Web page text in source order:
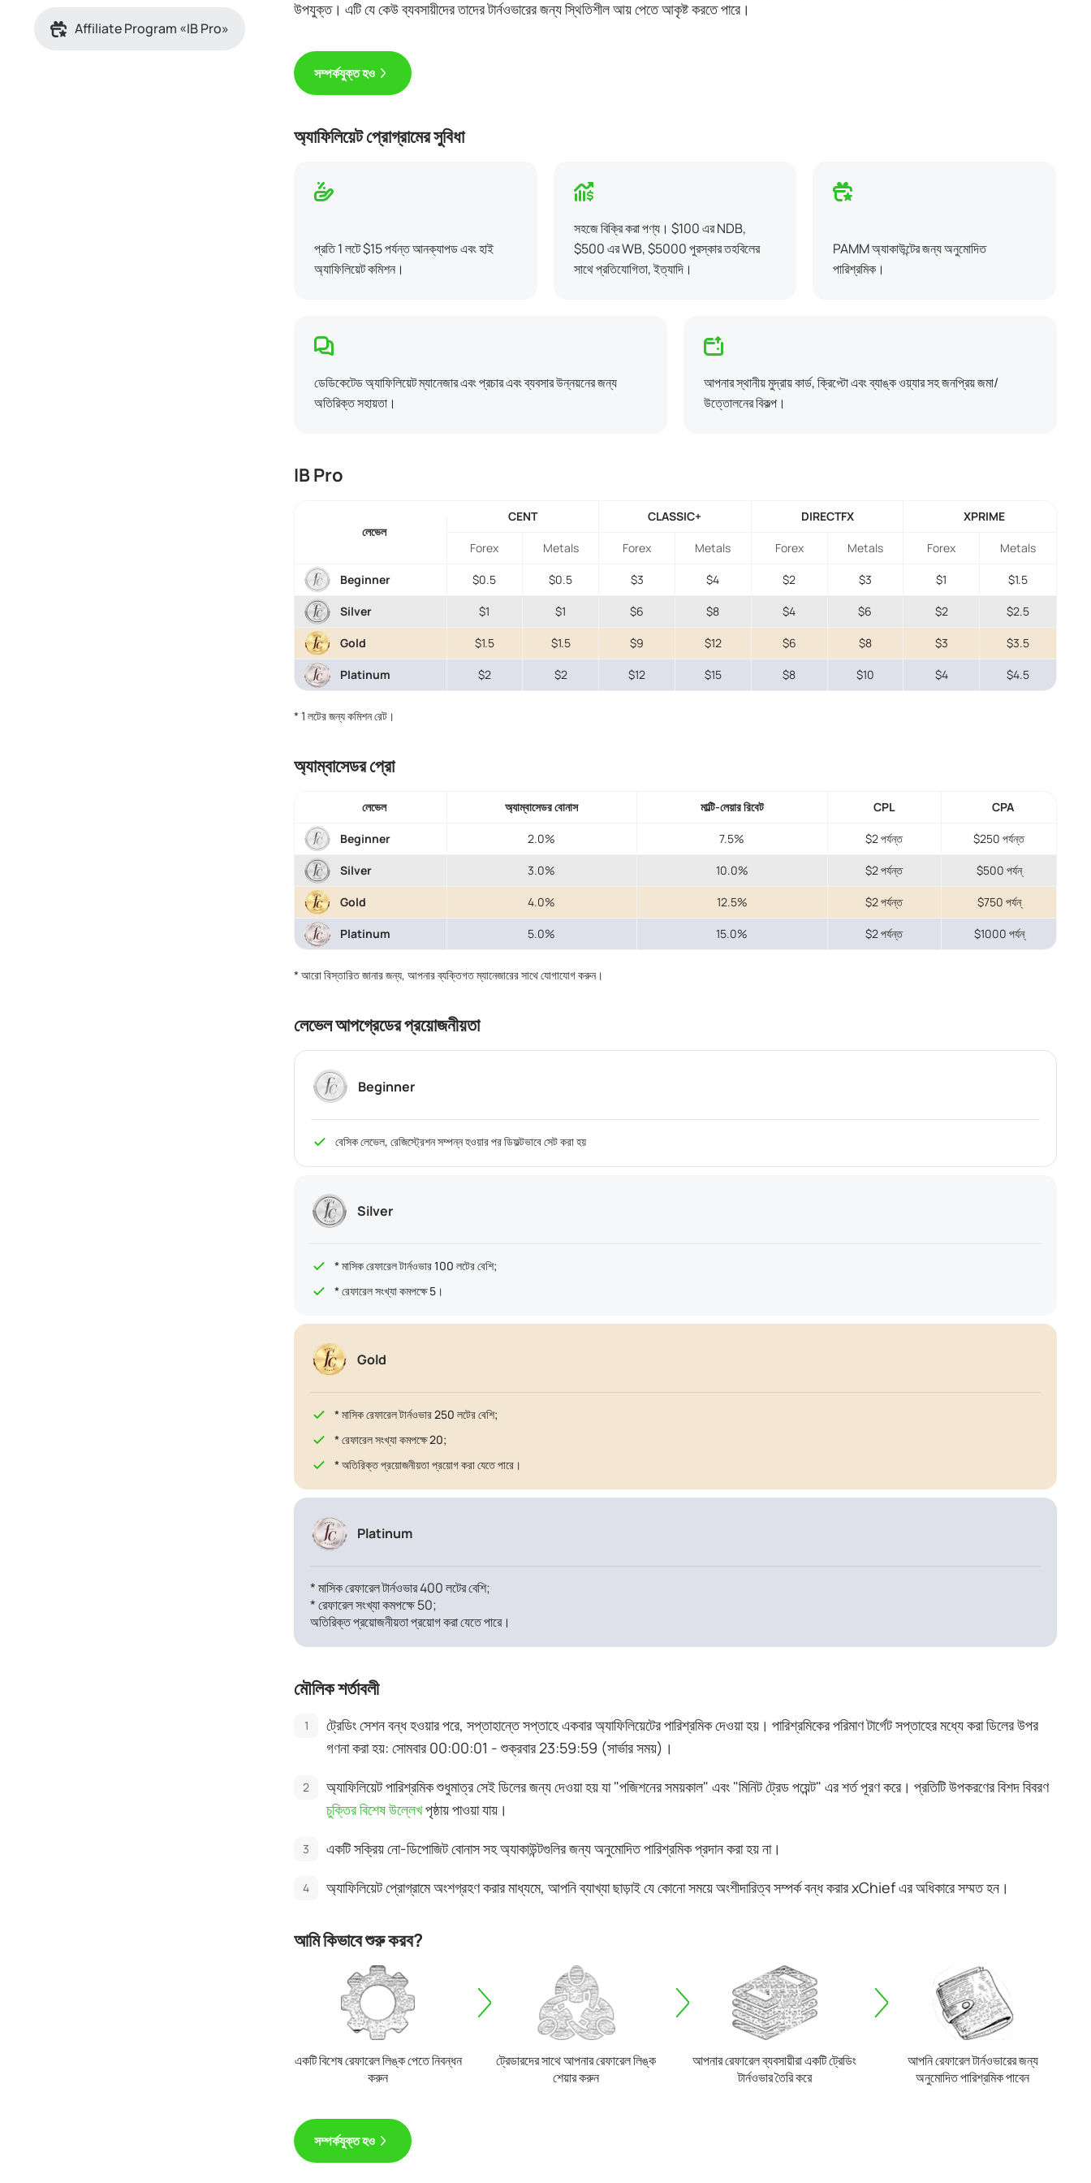
Affiliate Program «IB Pro»
উপযুক্ত। এটি যে কেউ ব্যবসায়ীদের তাদের টার্নওভারের জন্য স্থিতিশীল আয় পেতে আকৃষ্ট করতে পারে।
সম্পর্কযুক্ত হও
অ্যাফিলিয়েট প্রোগ্রামের সুবিধা
প্রতি 1 লটে $15 পর্যন্ত আনক্যাপড এবং হাই
অ্যাফিলিয়েট কমিশন।
সহজে বিক্রি করা পণ্য। $100 এর NDB,
$500 এর WB, $5000 পুরস্কার তহবিলের
সাথে প্রতিযোগিতা, ইত্যাদি।
PAMM অ্যাকাউন্টের জন্য অনুমোদিত
পারিশ্রমিক।
ডেডিকেটেড অ্যাফিলিয়েট ম্যানেজার এবং প্রচার এবং ব্যবসার উন্নয়নের জন্য
অতিরিক্ত সহায়তা।
আপনার স্থানীয় মুদ্রায় কার্ড, ক্রিপ্টো এবং ব্যাঙ্ক ওয়্যার সহ জনপ্রিয় জমা/
উত্তোলনের বিকল্প।
IB Pro
লেভেল
CENT CLASSIC+ DIRECTFX XPRIME
Forex Metals Forex Metals Forex Metals Forex Metals
Beginner $0.5 $0.5 $3 $4 $2 $3 $1 $1.5
Silver $1 $1 $6 $8 $4 $6 $2 $2.5
Gold $1.5 $1.5 $9 $12 $6 $8 $3 $3.5
Platinum $2 $2 $12 $15 $8 $10 $4 $4.5
* 1 লটের জন্য কমিশন রেট।
অ্যাম্বাসেডর প্রো
লেভেল অ্যাম্বাসেডর বোনাস মাল্টি-লেয়ার রিবেট CPL CPA
Beginner 2.0% 7.5% $2 পর্যন্ত $250 পর্যন্ত
Silver 3.0% 10.0% $2 পর্যন্ত $500 পর্যন্
Gold 4.0% 12.5% $2 পর্যন্ত $750 পর্যন্
Platinum 5.0% 15.0% $2 পর্যন্ত $1000 পর্যন্
* আরো বিস্তারিত জানার জন্য, আপনার ব্যক্তিগত ম্যানেজারের সাথে যোগাযোগ করুন।
লেভেল আপগ্রেডের প্রয়োজনীয়তা
Beginner
বেসিক লেভেল, রেজিস্ট্রেশন সম্পন্ন হওয়ার পর ডিফল্টভাবে সেট করা হয়
Silver
* মাসিক রেফারেল টার্নওভার 100 লটের বেশি;
* রেফারেল সংখ্যা কমপক্ষে 5।
Gold
* মাসিক রেফারেল টার্নওভার 250 লটের বেশি;
* রেফারেল সংখ্যা কমপক্ষে 20;
* অতিরিক্ত প্রয়োজনীয়তা প্রয়োগ করা যেতে পারে।
Platinum
* মাসিক রেফারেল টার্নওভার 400 লটের বেশি;
* রেফারেল সংখ্যা কমপক্ষে 50;
অতিরিক্ত প্রয়োজনীয়তা প্রয়োগ করা যেতে পারে।
মৌলিক শর্তাবলী
ট্রেডিং সেশন বন্ধ হওয়ার পরে, সপ্তাহান্তে সপ্তাহে একবার অ্যাফিলিয়েটের পারিশ্রমিক দেওয়া হয়। পারিশ্রমিকের পরিমাণ টার্গেট সপ্তাহের মধ্যে করা ডিলের উপর
গণনা করা হয়: সোমবার 00:00:01 - শুক্রবার 23:59:59 (সার্ভার সময়)।
অ্যাফিলিয়েট পারিশ্রমিক শুধুমাত্র সেই ডিলের জন্য দেওয়া হয় যা "পজিশনের সময়কাল" এবং "মিনিট ট্রেড পয়েন্ট" এর শর্ত পূরণ করে। প্রতিটি উপকরণের বিশদ বিবরণ
চুক্তির বিশেষ উল্লেখপৃষ্ঠায় পাওয়া যায়।
একটি সক্রিয় নো-ডিপোজিট বোনাস সহ অ্যাকাউন্টগুলির জন্য অনুমোদিত পারিশ্রমিক প্রদান করা হয় না।
অ্যাফিলিয়েট প্রোগ্রামে অংশগ্রহণ করার মাধ্যমে, আপনি ব্যাখ্যা ছাড়াই যে কোনো সময়ে অংশীদারিত্ব সম্পর্ক বন্ধ করার xChief এর অধিকারে সম্মত হন।
আমি কিভাবে শুরু করব?
একটি বিশেষ রেফারেল লিঙ্ক পেতে নিবন্ধন
করুন
ট্রেডারদের সাথে আপনার রেফারেল লিঙ্ক
শেয়ার করুন
আপনার রেফারেল ব্যবসায়ীরা একটি ট্রেডিং
টার্নওভার তৈরি করে
আপনি রেফারেল টার্নওভারের জন্য
অনুমোদিত পারিশ্রমিক পাবেন
সম্পর্কযুক্ত হও